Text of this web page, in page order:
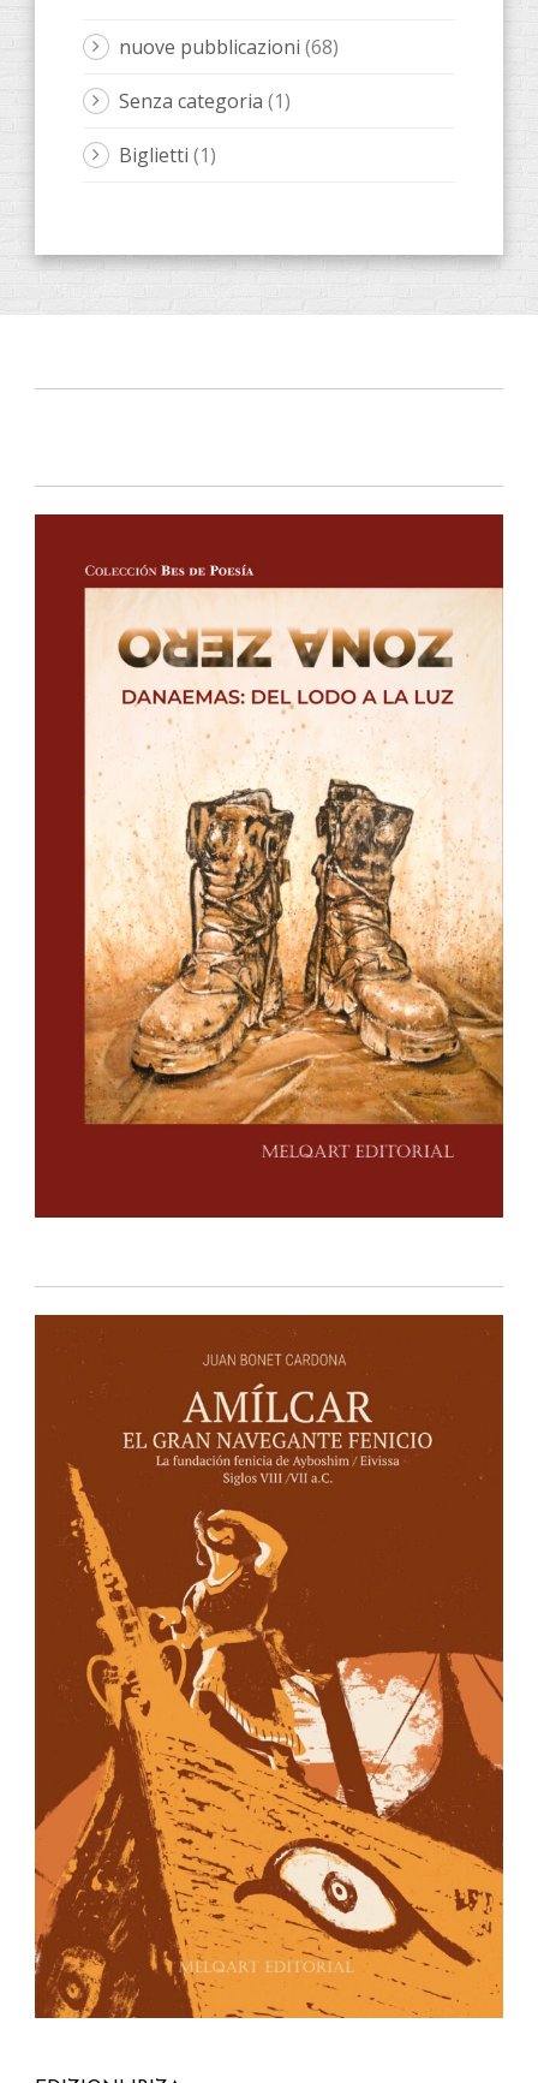
nuove pubblicazioni (68)
Senza categoria (1)
Biglietti (1)